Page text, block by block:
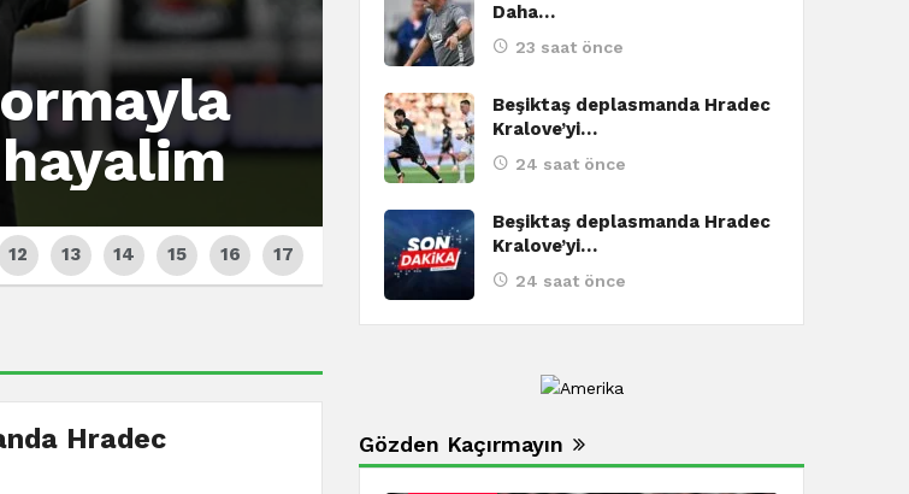
Beşiktaş’ta
Bu şekilde devam
istiyorum!
Hradec
Daha…
23 saat önce
Beşiktaş deplasmanda Hradec
Kralove’yi…
24 saat önce
Beşiktaş deplasmanda Hradec
Kralove’yi…
24 saat önce
Gözden Kaçırmayın